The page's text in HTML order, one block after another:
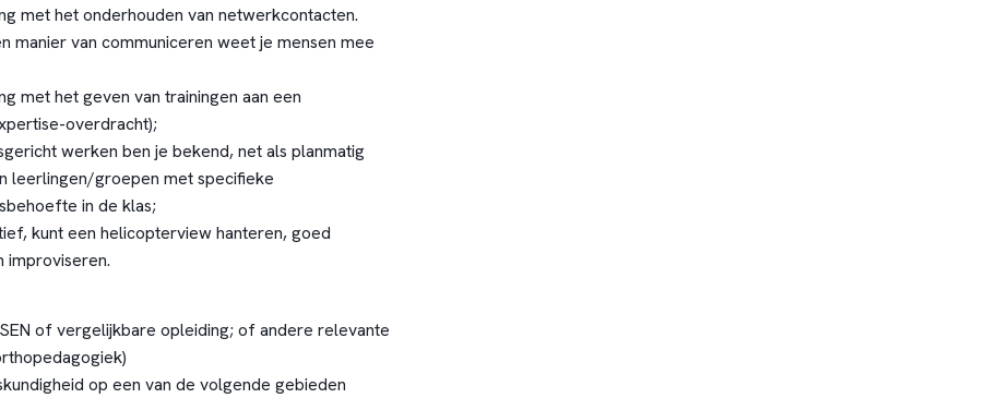
met het onderhouden van netwerkcontacten.
manier van communiceren weet je mensen mee
met het geven van trainingen aan een
overdracht);
werken ben je bekend, net als planmatig
leerlingen/groepen met specifieke
in de klas;
kunt een helicopterview hanteren, goed
improviseren.
of vergelijkbare opleiding; of andere relevante
op een van de volgende gebieden